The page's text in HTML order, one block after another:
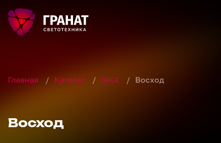
Главная / Каталог / ЖКХ / Восход
Восход